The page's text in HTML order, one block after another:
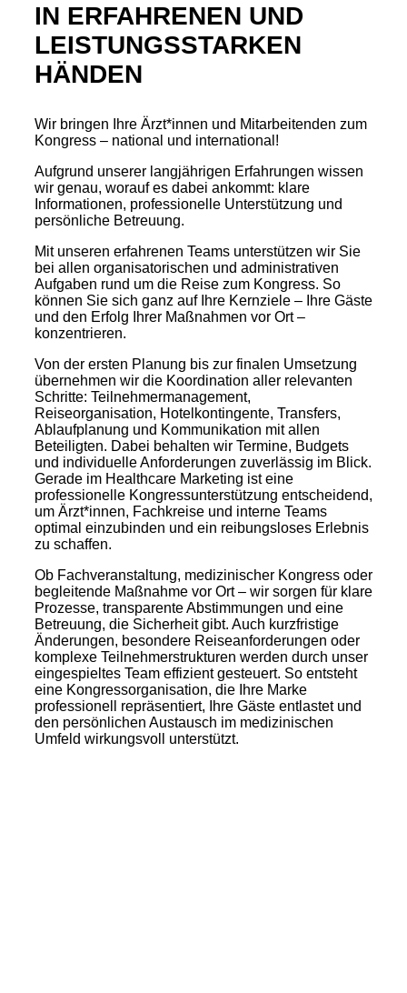
IN ERFAHRENEN UND
LEISTUNGSSTARKEN
HÄNDEN
Wir bringen Ihre Ärzt*innen und Mitarbeitenden zum
Kongress – national und international!
Aufgrund unserer langjährigen Erfahrungen wissen
wir genau, worauf es dabei ankommt: klare
Informationen, professionelle Unterstützung und
persönliche Betreuung.
Mit unseren erfahrenen Teams unterstützen wir Sie
bei allen organisatorischen und administrativen
Aufgaben rund um die Reise zum Kongress. So
können Sie sich ganz auf Ihre Kernziele – Ihre Gäste
und den Erfolg Ihrer Maßnahmen vor Ort –
konzentrieren.
Von der ersten Planung bis zur finalen Umsetzung
übernehmen wir die Koordination aller relevanten
Schritte: Teilnehmermanagement,
Reiseorganisation, Hotelkontingente, Transfers,
Ablaufplanung und Kommunikation mit allen
Beteiligten. Dabei behalten wir Termine, Budgets
und individuelle Anforderungen zuverlässig im Blick.
Gerade im Healthcare Marketing ist eine
professionelle Kongressunterstützung entscheidend,
um Ärzt*innen, Fachkreise und interne Teams
optimal einzubinden und ein reibungsloses Erlebnis
zu schaffen.
Ob Fachveranstaltung, medizinischer Kongress oder
begleitende Maßnahme vor Ort – wir sorgen für klare
Prozesse, transparente Abstimmungen und eine
Betreuung, die Sicherheit gibt. Auch kurzfristige
Änderungen, besondere Reiseanforderungen oder
komplexe Teilnehmerstrukturen werden durch unser
eingespieltes Team effizient gesteuert. So entsteht
eine Kongressorganisation, die Ihre Marke
professionell repräsentiert, Ihre Gäste entlastet und
den persönlichen Austausch im medizinischen
Umfeld wirkungsvoll unterstützt.